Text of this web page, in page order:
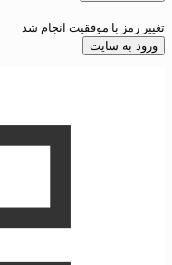
تغییر رمز با موفقیت انجام شد
ورود به سایت